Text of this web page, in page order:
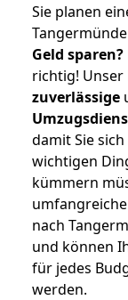
Sie planen
Geld sparen?
richtig!
zuverlässige
damit Sie
wichtigen
kümmern
nach
und können
für jedes
werden.